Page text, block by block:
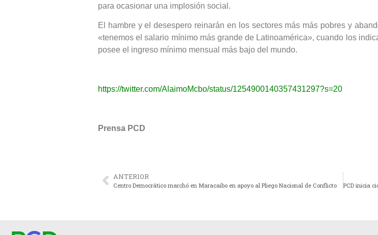
para ocasionar una implosión social.
El hambre y el desespero reinarán en los sectores más más pobres y
«tenemos el salario mínimo más grande de Latinoamérica», cuando los
posee el ingreso mínimo mensual más bajo del mundo.
https://twitter.com/AlaimoMcbo/status/1254900140357431297?s=20
Prensa PCD
ANTERIOR
Centro Democrático marchó en Maracaibo en apoyo al Pliego Nacional de Conflicto